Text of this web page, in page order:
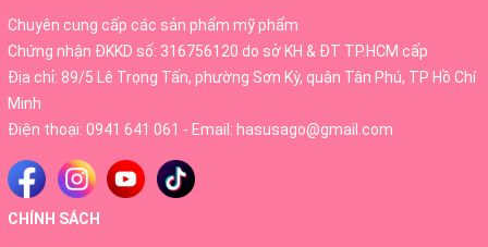
- Không gây kích ứng da.
Loại da phù hợp:Mọi loại da
Hướng dẫn sử dụng:
cân bằng da. Đắp mặt nạ lên mặt trong vòng 10
phút. Khi lấy mặt nạ ra, vỗ nhẹ và mát-xa để tinh
chất dưỡng ẩm thẩm thấu sâu vào da
Chuyên cung cấp các sản phẩm mỹ phẩm
Chứng nhận ĐKKD số: 316756120 do sở KH & ĐT TP.HCM cấp
Địa chỉ: 89/5 Lê Trọng Tấn, phường Sơn Kỳ, quận Tân Phú, TP Hồ Chí
Minh
Điện thoại: 0941 641 061 - Email: hasusago@gmail.com
CHÍNH SÁCH